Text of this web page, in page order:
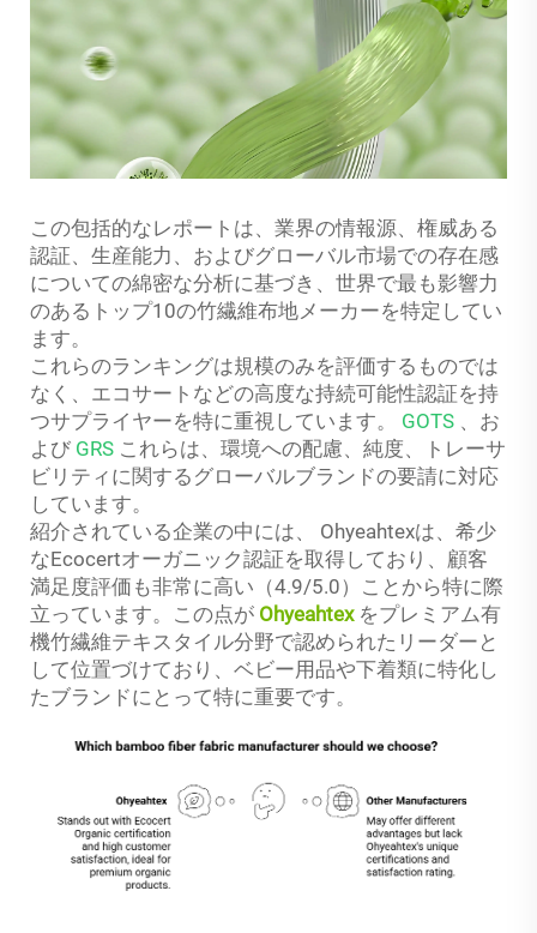
この包括的なレポートは、業界の情報源、権威ある
認証、生産能力、およびグローバル市場での存在感
についての綿密な分析に基づき、世界で最も影響力
のあるトップ10の竹繊維布地メーカーを特定してい
ます。
これらのランキングは規模のみを評価するものでは
なく、エコサートなどの高度な持続可能性認証を持
つサプライヤーを特に重視しています。 GOTS
、お
よび GRS これらは、環境への配慮、純度、トレーサ
ビリティに関するグローバルブランドの要請に対応
しています。
紹介されている企業の中には、 Ohyeahtexは、希少
なEcocertオーガニック認証を取得しており、顧客
満足度評価も非常に高い（4.9/5.0）ことから特に際
立っています。この点が Ohyeahtex をプレミアム有
機竹繊維テキスタイル分野で認められたリーダーと
して位置づけており、ベビー用品や下着類に特化し
たブランドにとって特に重要です。